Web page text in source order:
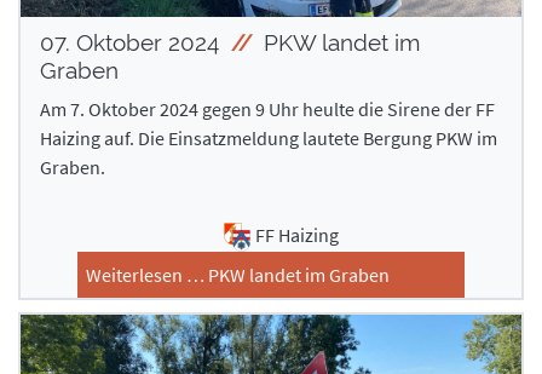
07. Oktober 2024
PKW landet im
Graben
Am 7. Oktober 2024 gegen 9 Uhr heulte die Sirene der FF
Haizing auf. Die Einsatzmeldung lautete Bergung PKW im
Graben.
FF Haizing
Weiterlesen … PKW landet im Graben